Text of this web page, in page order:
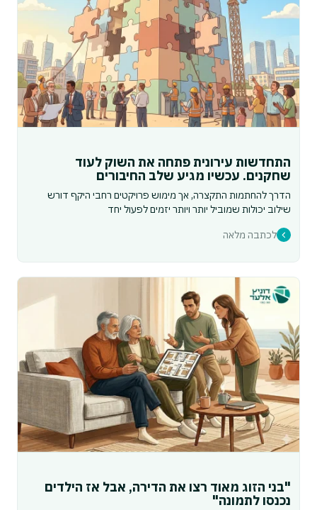
התחדשות עירונית פתחה את השוק לעוד
שחקנים. עכשיו מגיע שלב החיבורים
הדרך להחתמות התקצרה, אך מימוש פרויקטים רחבי היקף דורש
שילוב יכולות שמוביל יותר ויותר יזמים לפעול יחד
לכתבה מלאה
"בני הזוג מאוד רצו את הדירה, אבל אז הילדים
נכנסו לתמונה"